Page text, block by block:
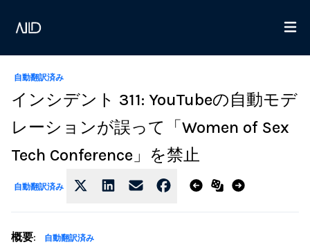
自動翻訳済み
インシデント 311: YouTubeの自動モデ
レーションが誤って「Women of Sex
Tech Conference」を禁止
自動翻訳済み
概要: 自動翻訳済み